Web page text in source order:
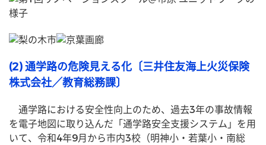
(2) 通学路の危険見える化〔三井住友海上火災保険
株式会社／教育総務課〕
通学路における安全性向上のため、過去3年の事故情報
を電子地図に取り込んだ「通学路安全支援システム」を用
いて、令和4年9月から市内3校（明神小・若葉小・南総